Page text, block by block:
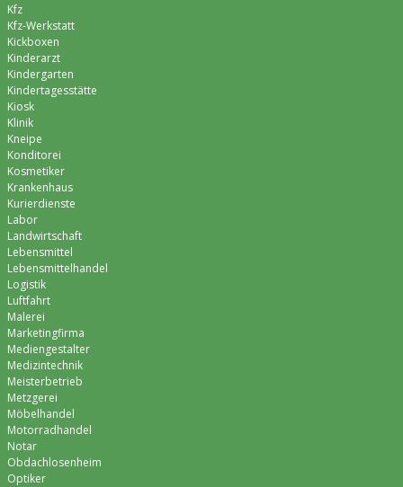
Kfz
Kfz-Werkstatt
Kickboxen
Kinderarzt
Kindergarten
Kindertagesstätte
Kiosk
Klinik
Kneipe
Konditorei
Kosmetiker
Krankenhaus
Kurierdienste
Labor
Landwirtschaft
Lebensmittel
Lebensmittelhandel
Logistik
Luftfahrt
Malerei
Marketingfirma
Mediengestalter
Medizintechnik
Meisterbetrieb
Metzgerei
Möbelhandel
Motorradhandel
Notar
Obdachlosenheim
Optiker